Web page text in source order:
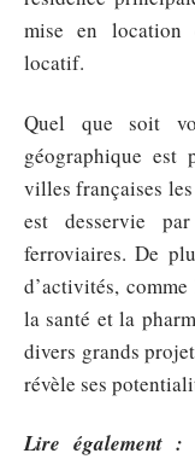
mise en location
locatif.
Quel que soit
géographique est
villes françaises
est desservie
ferroviaires. De
d’activités,
la santé et la
divers grands
révèle ses
Lire également :